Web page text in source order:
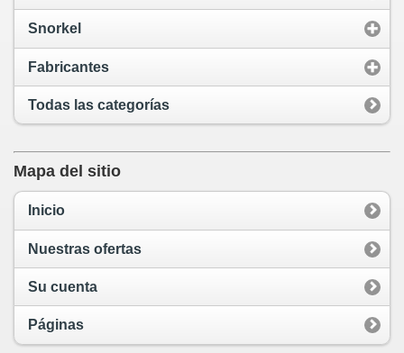
Snorkel
Fabricantes
Todas las categorías
Mapa del sitio
Inicio
Nuestras ofertas
Su cuenta
Páginas